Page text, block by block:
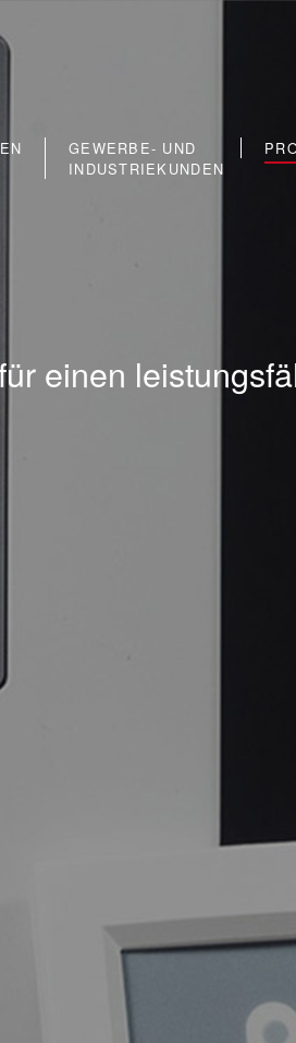
GEWERBE- UND
INDUSTRIEKUNDEN
einen